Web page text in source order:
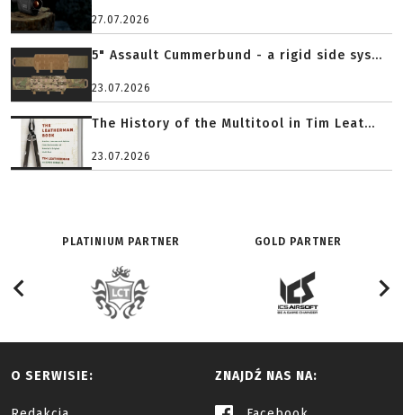
27.07.2026
5" Assault Cummerbund - a rigid side sys...
23.07.2026
The History of the Multitool in Tim Leat...
23.07.2026
PLATINIUM PARTNER GOLD PARTNER
O SERWISIE: ZNAJDŹ NAS NA: